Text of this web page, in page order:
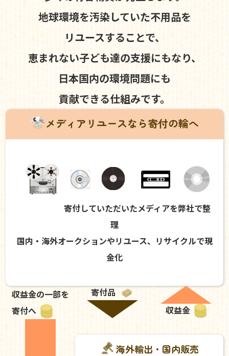
地球環境を汚染していた不用品を
リユースすることで、
恵まれない子ども達の支援にもなり、
日本国内の環境問題にも
貢献できる仕組みです。
メディアリユースなら寄付の輪へ
寄付していただいたメディアを弊社で整
理
国内・海外オークションやリユース、リサイクルで現
金化
収益金の一部を
寄付へ
寄付品
収益金
海外輸出・国内販売